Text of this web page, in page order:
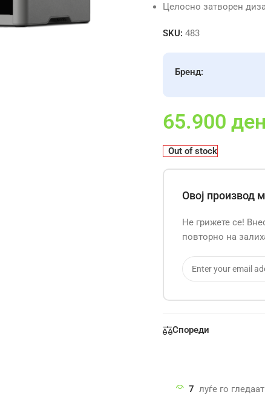
Целосно затворен
SKU: 483
Бренд:
65.900 ден
Out of stock
Овој производ
Не грижете се!
повторно на
Спореди
7 луѓе го